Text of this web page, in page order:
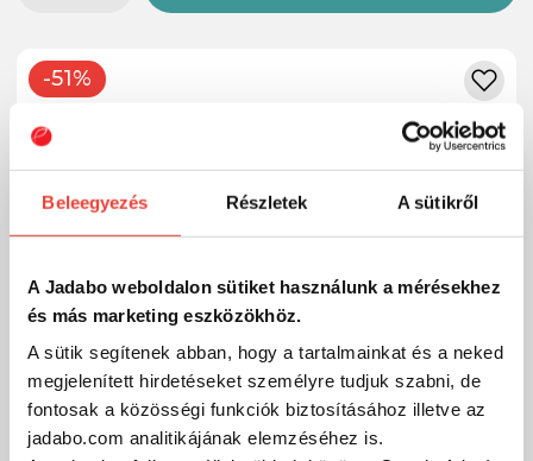
Beleegyezés Részletek A sütikről
A Jadabo weboldalon sütiket használunk a mérésekhez
és más marketing eszközökhöz.
A sütik segítenek abban, hogy a tartalmainkat és a neked
megjelenített hirdetéseket személyre tudjuk szabni, de
fontosak a közösségi funkciók biztosításához illetve az
jadabo.com analitikájának elemzéséhez is.
-51%